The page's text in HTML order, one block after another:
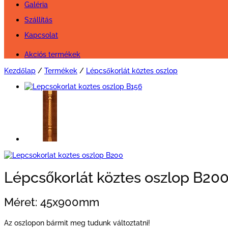
Galéria
Szállítás
Kapcsolat
Akciós termékek
Kezdőlap / Termékek / Lépcsőkorlát köztes oszlop
Lépcsőkorlát köztes oszlop
Méret: 45x900mm
Az oszlopon bármit meg tudunk változtatni!